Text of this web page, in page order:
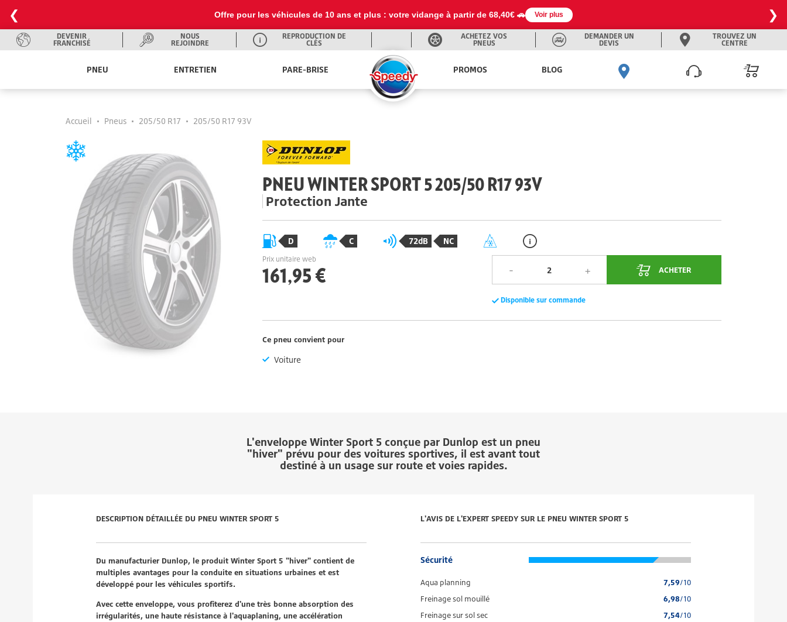
❮ Offre pour les véhicules de 10 ans et plus : votre vidange à partir de 68,40€ 🚗 Voir plus ❯
DEVENIR
FRANCHISÉ
NOUS
REJOINDRE
REPRODUCTION DE
CLÉS
TROUVEZ UN
CENTRE
DEMANDER UN
DEVIS
ACHETEZ VOS
PNEUS
PNEU ENTRETIEN PARE-BRISE PROMOS BLOG
Accueil • Pneus • 205/50 R17 • 205/50 R17 93V
PNEU WINTER SPORT 5 205/50 R17 93V
Protection Jante
D C 72dB NC
Prix unitaire web
161,95 € ACHETER
Disponible sur commande
Ce pneu convient pour
Voiture
L'enveloppe Winter Sport 5 conçue par Dunlop est un pneu
"hiver" prévu pour des voitures sportives, il est avant tout
destiné à un usage sur route et voies rapides.
DESCRIPTION DÉTAILLÉE DU PNEU WINTER SPORT 5
Du manufacturier Dunlop, le produit Winter Sport 5 "hiver" contient de
multiples avantages pour la conduite en situations urbaines et est
développé pour les véhicules sportifs.
Avec cette enveloppe, vous profiterez d'une très bonne absorption des
irrégularités, une haute résistance à l'aquaplaning, une accélération
L'AVIS DE L'EXPERT SPEEDY SUR LE PNEU WINTER SPORT 5
Sécurité
Aqua planning 7,59/10
Freinage sol mouillé
6,98/10
Freinage sur sol sec
7,54/10